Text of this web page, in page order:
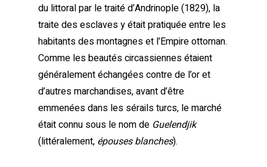
du littoral par le traité d’Andrinople (1829), la
traite des esclaves y était pratiquée entre les
habitants des montagnes et l’Empire ottoman.
Comme les beautés circassiennes étaient
généralement échangées contre de l’or et
d’autres marchandises, avant d’être
emmenées dans les sérails turcs, le marché
était connu sous le nom de Guelendjik
(littéralement, épouses blanches).